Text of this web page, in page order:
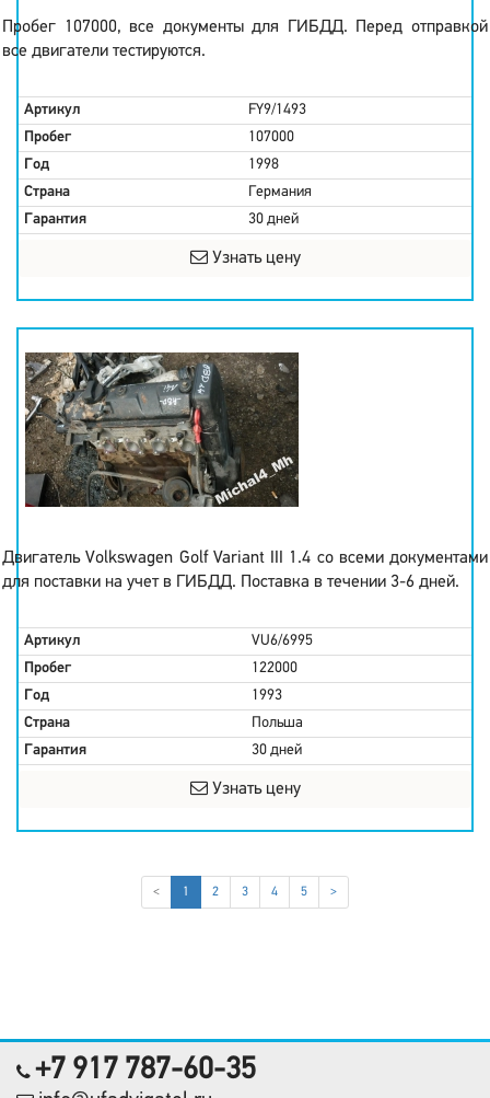
Пробег 107000, все документы для ГИБДД. Перед отправкой
все двигатели тестируются.
Артикул
FY9/1493
Пробег
107000
Год
1998
Страна
Германия
Гарантия
30 дней
Узнать цену
Двигатель Volkswagen Golf Variant III 1.4 со всеми документами
для поставки на учет в ГИБДД. Поставка в течении 3-6 дней.
Артикул
VU6/6995
Пробег
122000
Год
1993
Страна
Польша
Гарантия
30 дней
Узнать цену
< 1 (current)
2 3 4 5 >
+7 917 787-60-35